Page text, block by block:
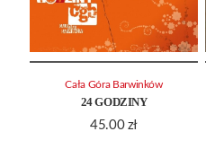
24 GODZINY
45.00 zł
Cała Góra Barwinków